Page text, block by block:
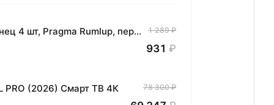
Комплект хлопковых кухонных полотенец 4 шт, Pragma Rumlup, переменчивый белый 1 289 ₽
931 ₽
PRO (2026) Смарт ТВ 4К 78 300 ₽